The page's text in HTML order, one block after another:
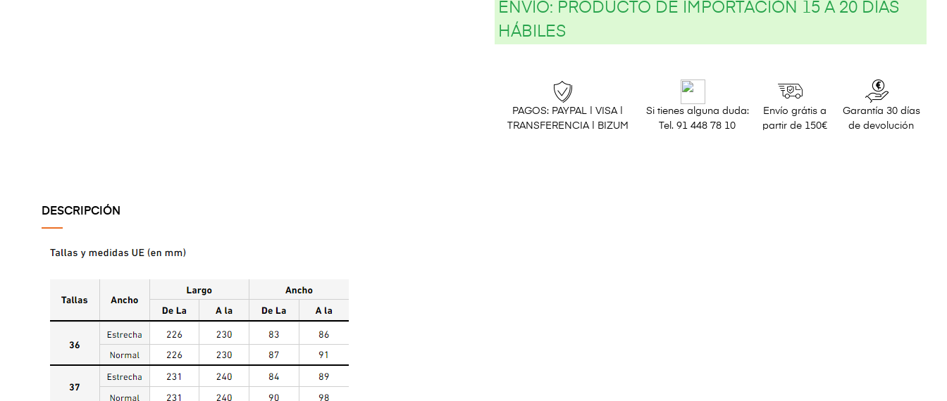
ENVÍO: PRODUCTO DE IMPORTACIÓN 15 A 20 DÍAS
HÁBILES
PAGOS: PAYPAL | VISA |
TRANSFERENCIA | BIZUM
Si tienes alguna duda:
Tel. 91 448 78 10
Envío grátis a
partir de 150€
Garantía 30 días
de devolución
DESCRIPCIÓN